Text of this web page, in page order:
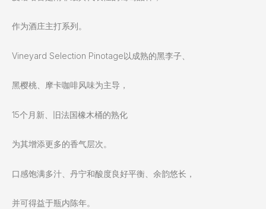
作为酒庄主打系列。
Vineyard Selection Pinotage以成熟的黑李子、
黑樱桃、摩卡咖啡风味为主导，
15个月新、旧法国橡木桶的熟化
为其增添更多的香气层次。
口感饱满多汁、丹宁和酸度良好平衡、余韵悠长，
并可得益于瓶内陈年。